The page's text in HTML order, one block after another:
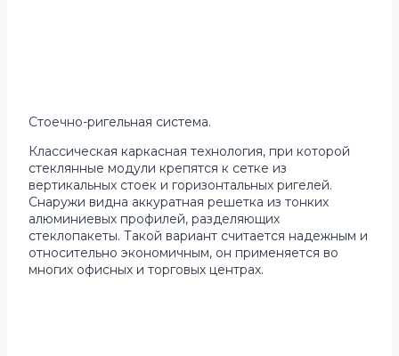
Стоечно-ригельная система.
Классическая каркасная технология, при которой
стеклянные модули крепятся к сетке из
вертикальных стоек и горизонтальных ригелей.
Снаружи видна аккуратная решетка из тонких
алюминиевых профилей, разделяющих
стеклопакеты. Такой вариант считается надежным и
относительно экономичным, он применяется во
многих офисных и торговых центрах.